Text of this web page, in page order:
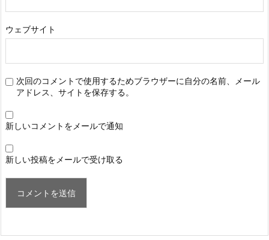
ウェブサイト
次回のコメントで使用するためブラウザーに自分の名前、メール
アドレス、サイトを保存する。
新しいコメントをメールで通知
新しい投稿をメールで受け取る